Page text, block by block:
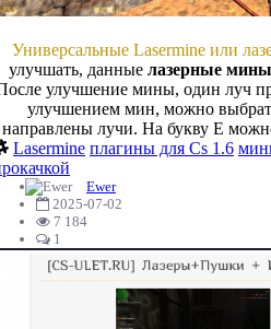
Универсальные Lasermine или
улучшать, данные лазерные мины
улучшение мины, один луч
улучшением мин, можно
направлены лучи. На букву E
Lasermine плагины для Cs 1.6
Ewer
2025-07-02
7 184
1